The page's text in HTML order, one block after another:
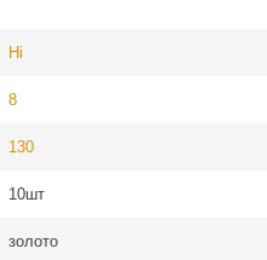
Ні
8
130
10шт
золото